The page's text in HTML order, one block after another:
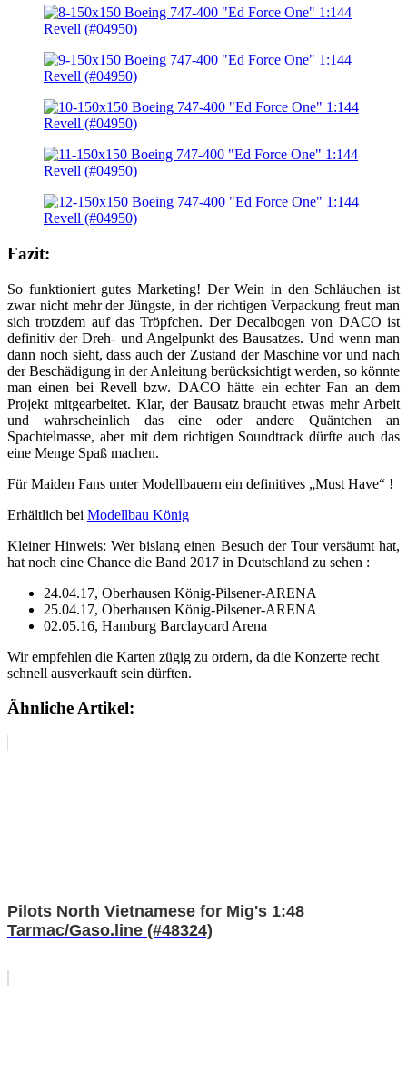
Fazit:
So funktioniert gutes Marketing! Der Wein in den Schläuchen ist
zwar nicht mehr der Jüngste, in der richtigen Verpackung freut man
sich trotzdem auf das Tröpfchen. Der Decalbogen von DACO ist
definitiv der Dreh- und Angelpunkt des Bausatzes. Und wenn man
dann noch sieht, dass auch der Zustand der Maschine vor und nach
der Beschädigung in der Anleitung berücksichtigt werden, so könnte
man einen bei Revell bzw. DACO hätte ein echter Fan an dem
Projekt mitgearbeitet. Klar, der Bausatz braucht etwas mehr Arbeit
und wahrscheinlich das eine oder andere Quäntchen an
Spachtelmasse, aber mit dem richtigen Soundtrack dürfte auch das
eine Menge Spaß machen.
Für Maiden Fans unter Modellbauern ein definitives „Must Have“ !
Erhältlich bei Modellbau König
Kleiner Hinweis: Wer bislang einen Besuch der Tour versäumt hat,
hat noch eine Chance die Band 2017 in Deutschland zu sehen :
24.04.17, Oberhausen König-Pilsener-ARENA
25.04.17, Oberhausen König-Pilsener-ARENA
02.05.16, Hamburg Barclaycard Arena
Wir empfehlen die Karten zügig zu ordern, da die Konzerte recht
schnell ausverkauft sein dürften.
Ähnliche Artikel:
Pilots North Vietnamese for Mig's 1:48
Tarmac/Gaso.line (#48324)